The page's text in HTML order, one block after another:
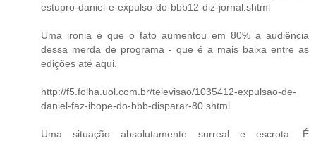
estupro-daniel-e-expulso-do-bbb12-diz-jornal.shtml
Uma ironia é que o fato aumentou em 80% a audiência
dessa merda de programa - que é a mais baixa entre as
edições até aqui.
http://f5.folha.uol.com.br/televisao/1035412-expulsao-de-
daniel-faz-ibope-do-bbb-disparar-80.shtml
Uma situação absolutamente surreal e escrota. É